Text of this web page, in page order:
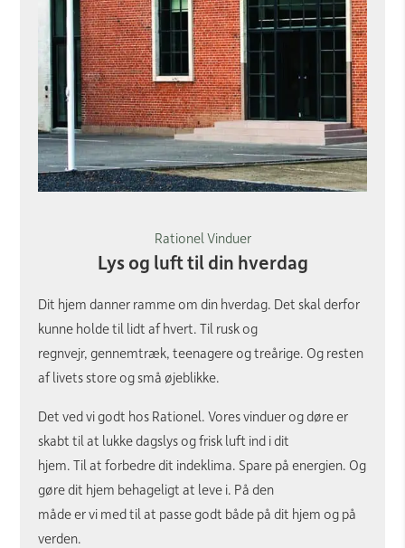
Rationel Vinduer
Lys og luft til din hverdag
Dit hjem danner ramme om din hverdag. Det skal derfor
kunne holde til lidt af hvert. Til rusk og
regnvejr, gennemtræk, teenagere og treårige. Og resten
af livets store og små øjeblikke.
Det ved vi godt hos Rationel. Vores vinduer og døre er
skabt til at lukke dagslys og frisk luft ind i dit
hjem. Til at forbedre dit indeklima. Spare på energien. Og
gøre dit hjem behageligt at leve i. På den
måde er vi med til at passe godt både på dit hjem og på
verden.